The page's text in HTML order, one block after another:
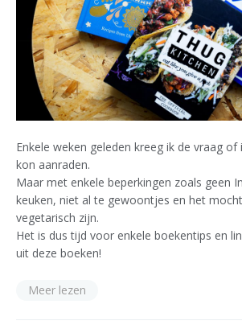
Enkele weken geleden kreeg ik de vraag
kon aanraden.
Maar met enkele beperkingen zoals geen
keuken, niet al te gewoontjes en het
vegetarisch zijn.
Het is dus tijd voor enkele boekentips en
uit deze boeken!
Meer lezen